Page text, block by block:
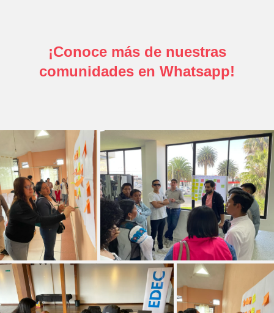
¡Conoce más de nuestras
comunidades en Whatsapp!